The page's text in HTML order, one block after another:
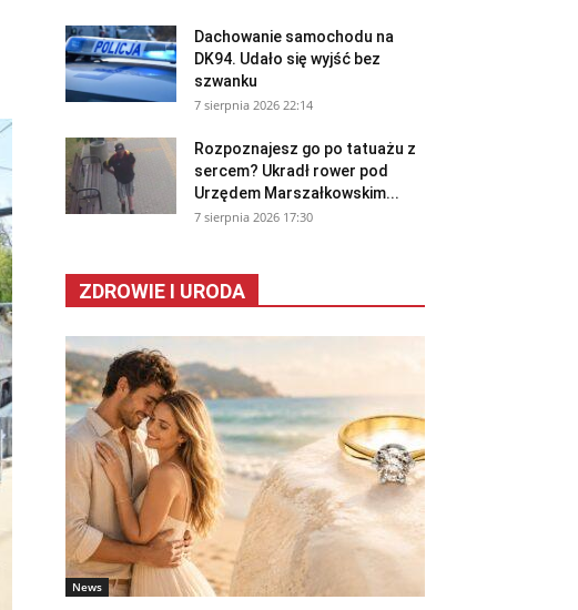
Dachowanie samochodu na
DK94. Udało się wyjść bez
szwanku
7 sierpnia 2026 22:14
Rozpoznajesz go po tatuażu z
sercem? Ukradł rower pod
Urzędem Marszałkowskim...
7 sierpnia 2026 17:30
ZDROWIE I URODA
News